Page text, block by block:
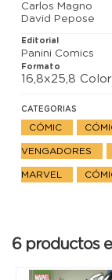
Carlos Magno
David Pepose
Editorial
Panini Comics
Formato
16,8x25,8 Color
CATEGORIAS
CÓMIC
VENGADORES
MARVEL
6 productos